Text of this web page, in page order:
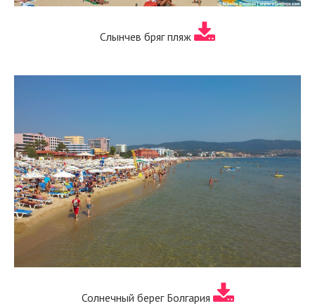
Слынчев бряг пляж
Солнечный берег Болгария